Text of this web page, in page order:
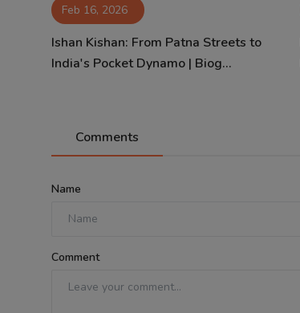
Feb 16, 2026
Ishan Kishan: From Patna Streets to
India's Pocket Dynamo | Biog...
Comments
Name
Comment